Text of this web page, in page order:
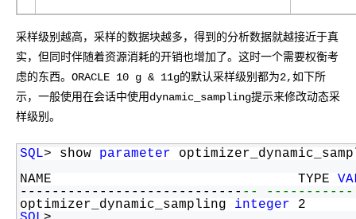
采样级别越高，采样的数据块越多，得到的分析数据就越接近于真
实，但同时伴随着资源消耗的开销也增加了。这时一个需要权衡考
虑的东西。ORACLE 10 g & 11g的默认采样级别都为2,如下所
示，一般使用在会话中使用dynamic_sampling提示来修改动态采
样级别。
SQL> show parameter
NAME                               TYPE
---------------------------- --
optimizer_dynamic_sampling integer 2